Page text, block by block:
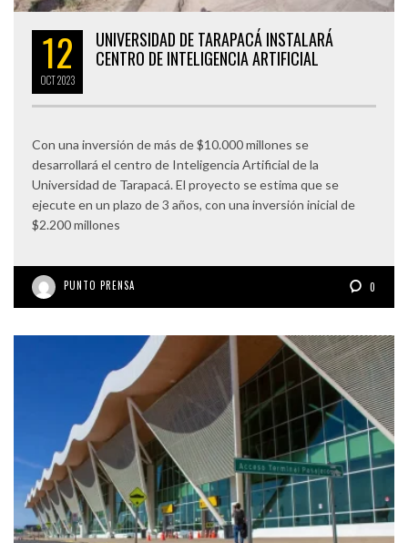
12
OCT2023
UNIVERSIDAD DE TARAPACÁ INSTALARÁ
CENTRO DE INTELIGENCIA ARTIFICIAL
Con una inversión de más de $10.000 millones se
desarrollará el centro de Inteligencia Artificial de la
Universidad de Tarapacá. El proyecto se estima que se
ejecute en un plazo de 3 años, con una inversión inicial de
$2.200 millones
PUNTO PRENSA 0